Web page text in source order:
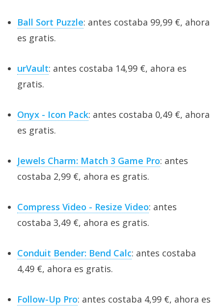
Ball Sort Puzzle: antes costaba 99,99 €, ahora
es gratis.
urVault: antes costaba 14,99 €, ahora es
gratis.
Onyx - Icon Pack: antes costaba 0,49 €, ahora
es gratis.
Jewels Charm: Match 3 Game Pro: antes
costaba 2,99 €, ahora es gratis.
Compress Video - Resize Video: antes
costaba 3,49 €, ahora es gratis.
Conduit Bender: Bend Calc: antes costaba
4,49 €, ahora es gratis.
Follow-Up Pro: antes costaba 4,99 €, ahora es